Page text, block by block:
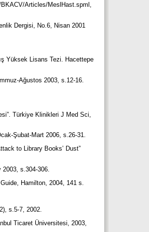
Articles/MeslHast.spml,
Dergisi, No.6, Nisan 2001
Yüksek Lisans Tezi. Hacettepe
Ağustos 2003, s.12-16.
Türkiye Klinikleri J Med Sci,
Şubat-Mart 2006, s.26-31.
to Library Books’ Dust”
s.304-306.
Hamilton, 2004, 141 s.
s.5-7, 2002.
Ticaret Üniversitesi, 2003,